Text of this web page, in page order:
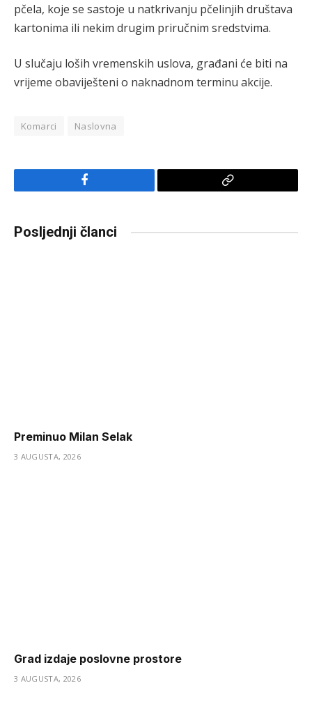
pčela, koje se sastoje u natkrivanju pčelinjih društava
kartonima ili nekim drugim priručnim sredstvima.
U slučaju loših vremenskih uslova, građani će biti na
vrijeme obaviješteni o naknadnom terminu akcije.
Komarci Naslovna
Facebook
Copy
Posljednji članci
Preminuo Milan Selak
3 AUGUSTA, 2026
Grad izdaje poslovne prostore
3 AUGUSTA, 2026